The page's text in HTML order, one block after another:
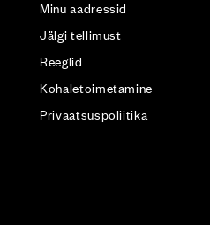
Minu aadressid
Jälgi tellimust
Reeglid
Kohaletoimetamine
Privaatsuspoliitika